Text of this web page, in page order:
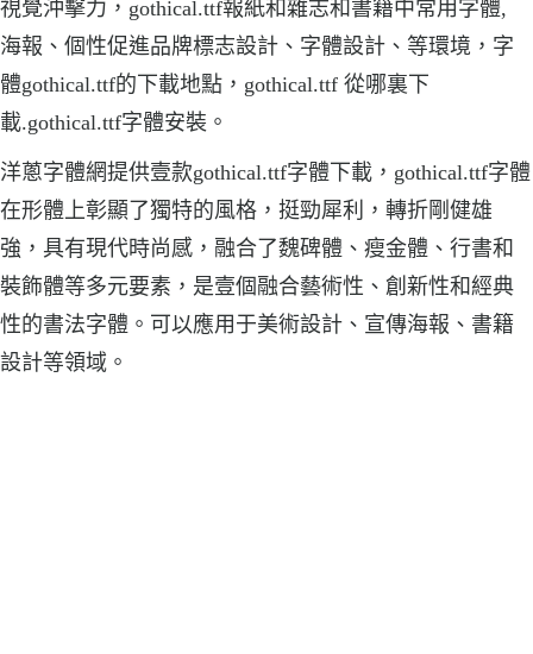
視覺沖擊力，gothical.ttf報紙和雜志和書籍中常用字體,
海報、個性促進品牌標志設計、字體設計、等環境，字
體gothical.ttf的下載地點，gothical.ttf 從哪裏下
載.gothical.ttf字體安裝。
洋蔥字體網提供壹款gothical.ttf字體下載，gothical.ttf字體
在形體上彰顯了獨特的風格，挺勁犀利，轉折剛健雄
強，具有現代時尚感，融合了魏碑體、瘦金體、行書和
裝飾體等多元要素，是壹個融合藝術性、創新性和經典
性的書法字體。可以應用于美術設計、宣傳海報、書籍
設計等領域。